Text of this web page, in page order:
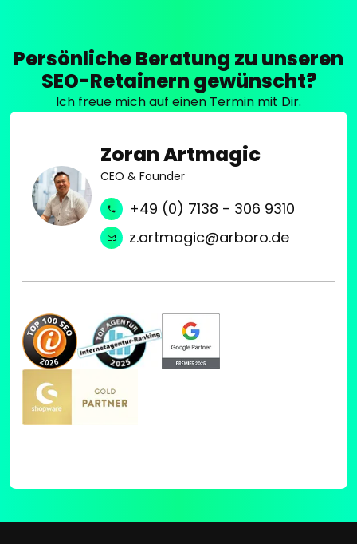
Persönliche Beratung zu unseren
SEO-Retainern gewünscht?
Ich freue mich auf einen Termin mit Dir.
Zoran Artmagic
CEO & Founder
+49 (0) 7138 - 306 9310
z.artmagic@arboro.de